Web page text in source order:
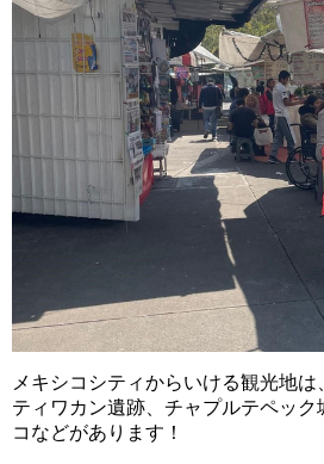
メキシコシティからいける観光地
ティワカン遺跡、チャプルテペッ
コなどがあります！